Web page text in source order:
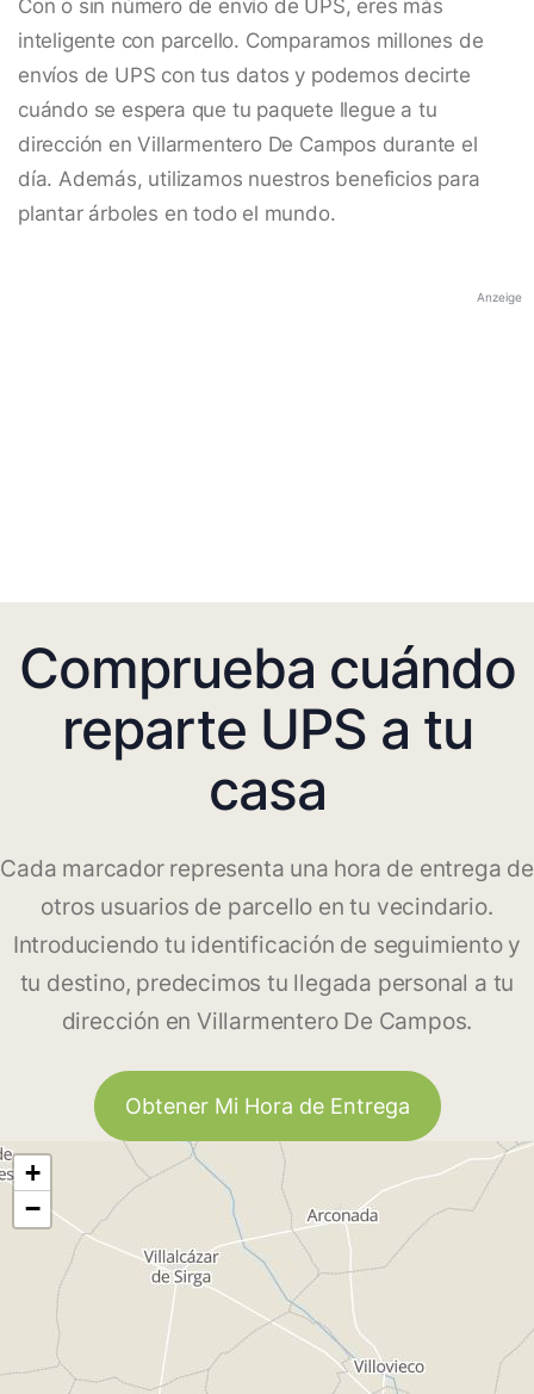
Con o sin número de envío de UPS, eres más
inteligente con parcello. Comparamos millones de
envíos de UPS con tus datos y podemos decirte
cuándo se espera que tu paquete llegue a tu
dirección en Villarmentero De Campos durante el
día. Además, utilizamos nuestros beneficios para
plantar árboles en todo el mundo.
Anzeige
Comprueba cuándo
reparte UPS a tu
casa
Cada marcador representa una hora de entrega de
otros usuarios de parcello en tu vecindario.
Introduciendo tu identificación de seguimiento y
tu destino, predecimos tu llegada personal a tu
dirección en Villarmentero De Campos.
Obtener Mi Hora de Entrega
+
−